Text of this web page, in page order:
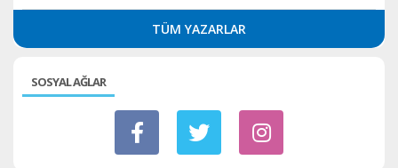
TÜM YAZARLAR
SOSYAL AĞLAR